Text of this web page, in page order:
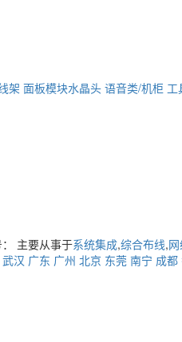
架 面板模块水晶头 语音类/机柜 工
主要从事于系统集成,综合布线,
武汉 广东 广州 北京 东莞 南宁 成都